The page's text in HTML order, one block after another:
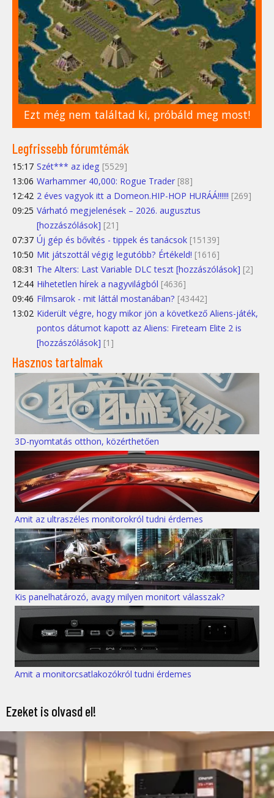
Ezt még nem találtad ki, próbáld meg most!
Legfrissebb fórumtémák
15:17 Szét*** az ideg [5529]
13:06 Warhammer 40,000: Rogue Trader [88]
12:42 2 éves vagyok itt a Domeon.HIP-HOP HURÁÁ!!!!!! [269]
09:25 Várható megjelenések – 2026. augusztus
[hozzászólások] [21]
07:37 Új gép és bővítés - tippek és tanácsok [15139]
10:50 Mit játszottál végig legutóbb? Értékeld! [1616]
08:31 The Alters: Last Variable DLC teszt [hozzászólások] [2]
12:44 Hihetetlen hírek a nagyvilágból [4636]
09:46 Filmsarok - mit láttál mostanában? [43442]
13:02 Kiderült végre, hogy mikor jön a következő Aliens-játék,
pontos dátumot kapott az Aliens: Fireteam Elite 2 is
[hozzászólások] [1]
Hasznos tartalmak
3D-nyomtatás otthon, közérthetően
Amit az ultraszéles monitorokról tudni érdemes
Kis panelhatározó, avagy milyen monitort válasszak?
Amit a monitorcsatlakozókról tudni érdemes
Ezeket is olvasd el!